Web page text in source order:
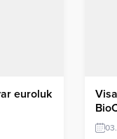
euroluk